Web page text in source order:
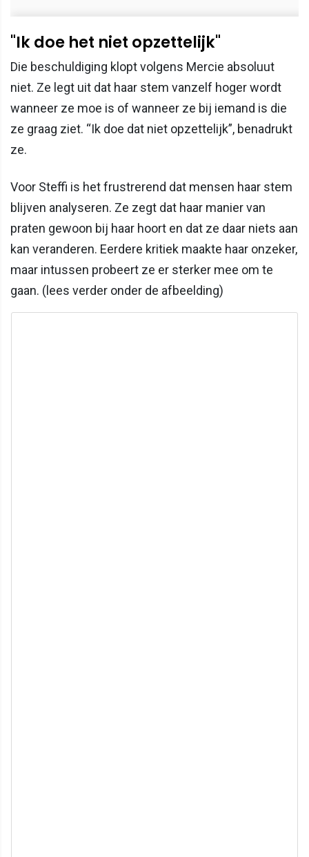
"Ik doe het niet opzettelijk"
Die beschuldiging klopt volgens Mercie absoluut
niet. Ze legt uit dat haar stem vanzelf hoger wordt
wanneer ze moe is of wanneer ze bij iemand is die
ze graag ziet. “Ik doe dat niet opzettelijk”, benadrukt
ze.
Voor Steffi is het frustrerend dat mensen haar stem
blijven analyseren. Ze zegt dat haar manier van
praten gewoon bij haar hoort en dat ze daar niets aan
kan veranderen. Eerdere kritiek maakte haar onzeker,
maar intussen probeert ze er sterker mee om te
gaan. (lees verder onder de afbeelding)